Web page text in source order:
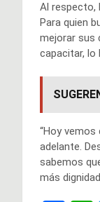
Al respecto,
Para quien
mejorar sus
capacitar, lo
“Hoy
adelante.
sabemos
más